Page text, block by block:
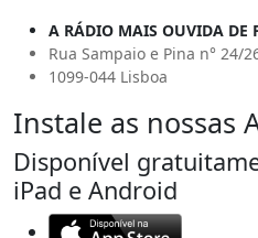
A RÁDIO MAIS OUVIDA DE
Rua Sampaio e Pina n° 24/
1099-044 Lisboa
Instale as nossas
Disponível
iPad e Android